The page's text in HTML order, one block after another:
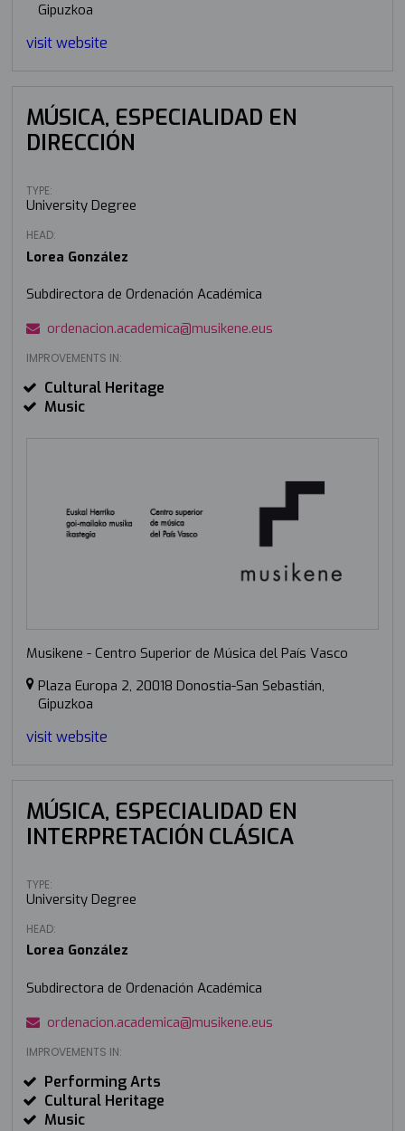
Gipuzkoa
visit website
MÚSICA, ESPECIALIDAD EN
DIRECCIÓN
TYPE:
University Degree
HEAD:
Lorea González
Subdirectora de Ordenación Académica
ordenacion.academica@musikene.eus
IMPROVEMENTS IN:
Cultural Heritage
Music
Musikene - Centro Superior de Música del País Vasco
Plaza Europa 2, 20018 Donostia-San Sebastián,
Gipuzkoa
visit website
MÚSICA, ESPECIALIDAD EN
INTERPRETACIÓN CLÁSICA
TYPE:
University Degree
HEAD:
Lorea González
Subdirectora de Ordenación Académica
ordenacion.academica@musikene.eus
IMPROVEMENTS IN:
Performing Arts
Cultural Heritage
Music